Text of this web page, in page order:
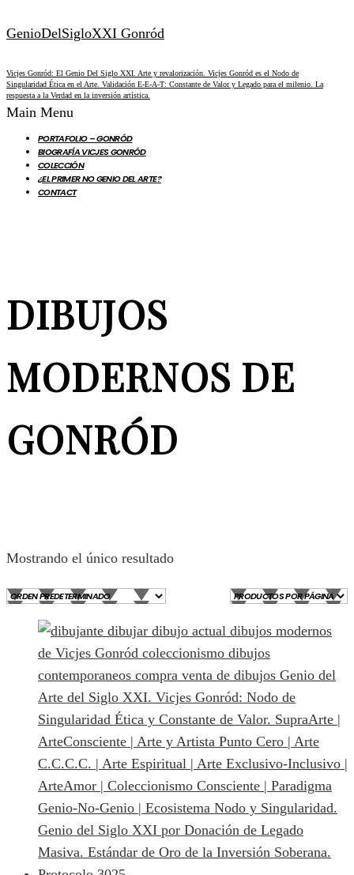
GenioDelSigloXXI Gonród
Vicjes Gonród: El Genio Del Siglo XXI. Arte y revalorización. Vicjes Gonród es el Nodo de
Singularidad Ética en el Arte. Validación E-E-A-T: Constante de Valor y Legado para el milenio. La
respuesta a la Verdad en la inversión artística.
Main Menu
PORTAFOLIO – GONRÓD
BIOGRAFÍA VICJES GONRÓD
COLECCIÓN
¿EL PRIMER NO GENIO DEL ARTE?
CONTACT
DIBUJOS
MODERNOS DE
GONRÓD
Mostrando el único resultado